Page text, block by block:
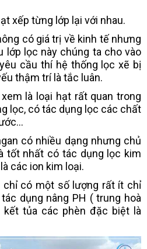
xếp từng lớp lại với nhau.
có giá trị về kinh tế nhưng
lớp lọc này chúng ta cho vào
cầu thí hệ thống lọc xẽ bị
thậm trí là tắc luân.
là loại hạt rất quan trong
lọc, có tác dụng lọc các chất
có nhiều dạng nhưng chủ
tốt nhất có tác dụng lọc kim
các ion kim loại.
chỉ có một số lượng rất ít chỉ
dụng nâng PH ( trung hoà
kết tủa các phèn đặc biệt là